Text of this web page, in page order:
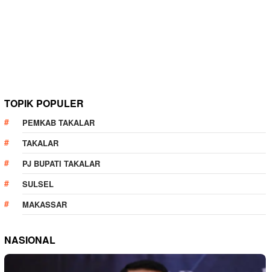
TOPIK POPULER
PEMKAB TAKALAR
TAKALAR
PJ BUPATI TAKALAR
SULSEL
MAKASSAR
NASIONAL